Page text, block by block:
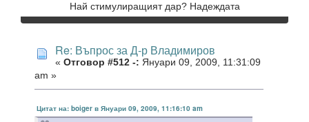
Най стимулиращият дар? Надеждата
Re: Въпрос за Д-р Владимиров
« Отговор #512 -: Януари 09, 2009, 11:31:09
am »
Цитат на: boiger в Януари 09, 2009, 11:16:10 am